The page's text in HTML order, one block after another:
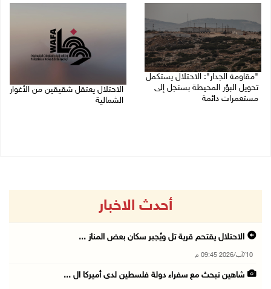
"مقاومة الجدار": الاحتلال يستكمل
تحويل البؤر المحيطة بسنجل إلى
مستعمرات دائمة
الاحتلال يعتقل شقيقين من الأغوار
الشمالية
أحدث الاخبار
الاحتلال يقتحم قرية تل ويُجبر سكان بعض المناز ...
10/آب/2026 09:45 م
شاهين تبحث مع سفراء دولة فلسطين لدى أميركا ال ...